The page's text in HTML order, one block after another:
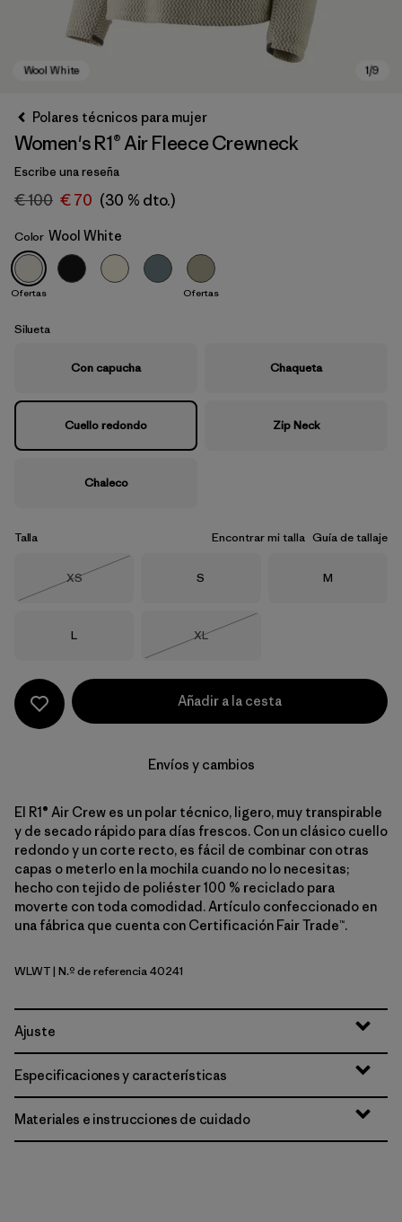
Wool White
Polares técnicos para mujer
Women's R1® Air Fleece Crewneck
Escribe una reseña
€ 100 € 70 (30 % dto.)
Color Wool White
Ofertas Ofertas
Silueta
Con capucha Chaqueta
Cuello redondo Zip Neck
Chaleco
Talla Encontrar mi talla Guía de tallaje
Talla
XS
Talla
S Talla
M
Talla
L Talla
XL
Añadir a la cesta
Envíos y cambios
El R1® Air Crew es un polar técnico, ligero, muy transpirable
y de secado rápido para días frescos. Con un clásico cuello
redondo y un corte recto, es fácil de combinar con otras
capas o meterlo en la mochila cuando no lo necesitas;
hecho con tejido de poliéster 100 % reciclado para
moverte con toda comodidad. Artículo confeccionado en
una fábrica que cuenta con Certificación Fair Trade™.
Wool White
WLWT| N.º de referencia 40241
Ajuste
Especificaciones y características
Materiales e instrucciones de cuidado